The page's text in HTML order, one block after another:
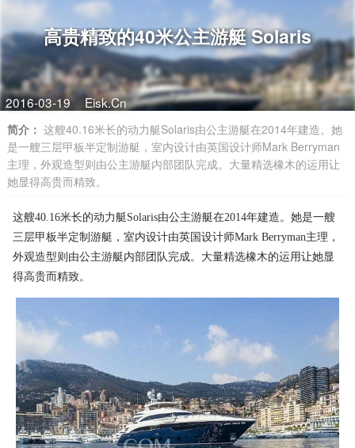
高贵精致的40米公主游艇 Solaris
2016-03-19 Eisk.Cn
简介： 这艘40.16米长的动力艇Solaris由公主游艇在2014年建造。她
是一艘三层甲板半定制游艇，室内设计由英国设计师Mark Berryman
主理，外观造型则由公主游艇内部团队完成。大量精选橡木的运用让
她显得高贵而精致。
这艘40.16米长的动力艇Solaris由公主游艇在2014年建造。她是一艘
三层甲板半定制游艇，室内设计由英国设计师Mark Berryman主理，
外观造型则由公主游艇内部团队完成。大量精选橡木的运用让她显
得高贵而精致。